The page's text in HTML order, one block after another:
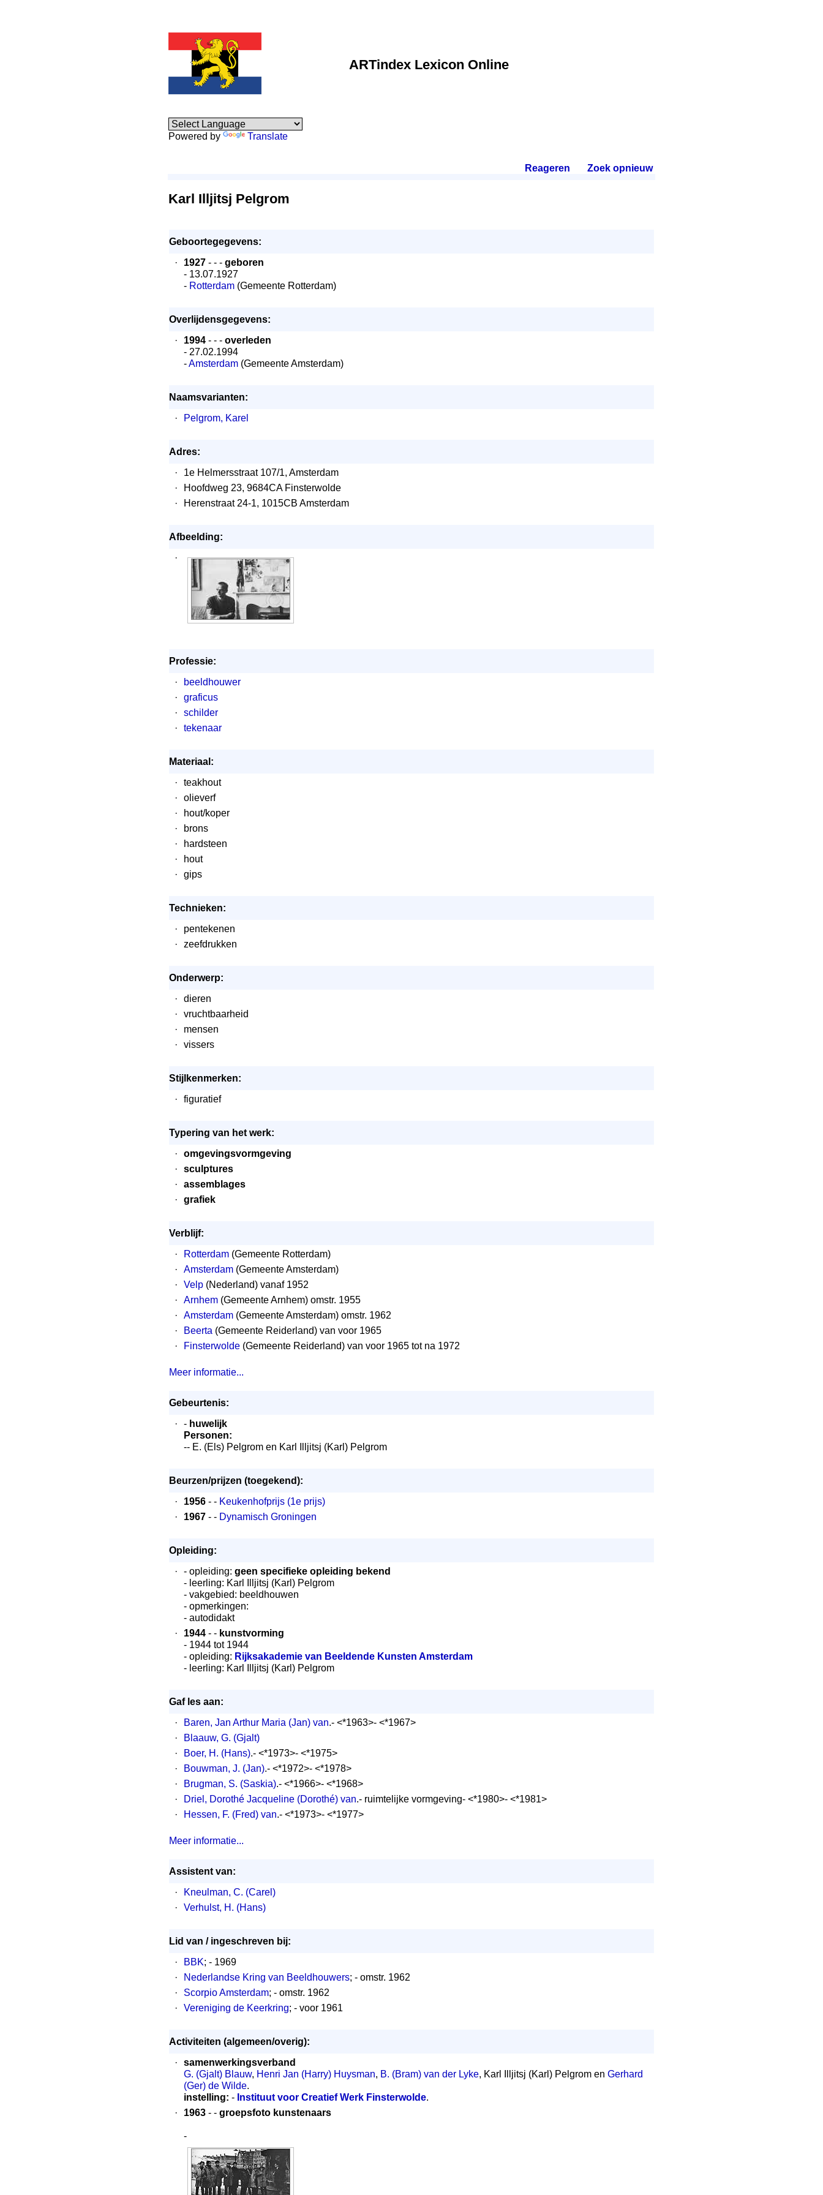
ARTindex Lexicon Online
Powered by Translate
Reageren Zoek opnieuw.
Karl Illjitsj Pelgrom
Geboortegegevens:
·
1927 - - - geboren
- 13.07.1927
- Rotterdam (Gemeente Rotterdam)
Overlijdensgegevens:
·
1994 - - - overleden
- 27.02.1994
-Amsterdam (Gemeente Amsterdam)
Naamsvarianten:
·
Pelgrom, Karel
Adres:
·
1e Helmersstraat 107/1, Amsterdam
·
Hoofdweg 23, 9684CA Finsterwolde
·
Herenstraat 24-1, 1015CB Amsterdam
Afbeelding:
·
Professie:
·
beeldhouwer
·
graficus
·
schilder
·
tekenaar
Materiaal:
·
teakhout
·
olieverf
·
hout/koper
·
brons
·
hardsteen
·
hout
·
gips
Technieken:
·
pentekenen
·
zeefdrukken
Onderwerp:
·
dieren
·
vruchtbaarheid
·
mensen
·
vissers
Stijlkenmerken:
·
figuratief
Typering van het werk:
·
omgevingsvormgeving
·
sculptures
·
assemblages
·
grafiek
Verblijf:
·
Rotterdam (Gemeente Rotterdam)
·
Amsterdam (Gemeente Amsterdam)
·
Velp (Nederland) vanaf 1952
·
Arnhem (Gemeente Arnhem) omstr. 1955
·
Amsterdam (Gemeente Amsterdam) omstr. 1962
·
Beerta (Gemeente Reiderland) van voor 1965
·
Finsterwolde (Gemeente Reiderland) van voor 1965 tot na 1972
Meer informatie...
Gebeurtenis:
·
- huwelijk
Personen:
-- E. (Els) Pelgrom en Karl Illjitsj (Karl) Pelgrom
Beurzen/prijzen (toegekend):
·
1956 - - Keukenhofprijs (1e prijs)
·
1967 - - Dynamisch Groningen
Opleiding:
·
- opleiding: geen specifieke opleiding bekend
- leerling: Karl Illjitsj (Karl) Pelgrom
- vakgebied: beeldhouwen
- opmerkingen:
- autodidakt
·
1944 - - kunstvorming
- 1944 tot 1944
- opleiding: Rijksakademie van Beeldende Kunsten Amsterdam
- leerling: Karl Illjitsj (Karl) Pelgrom
Gaf les aan:
·
Baren, Jan Arthur Maria (Jan) van.- <*1963>- <*1967>
·
Blaauw, G. (Gjalt)
·
Boer, H. (Hans).- <*1973>- <*1975>
·
Bouwman, J. (Jan).- <*1972>- <*1978>
·
Brugman, S. (Saskia).- <*1966>- <*1968>
·
Driel, Dorothé Jacqueline (Dorothé) van.- ruimtelijke vormgeving- <*1980>- <*1981>
·
Hessen, F. (Fred) van.- <*1973>- <*1977>
Meer informatie...
Assistent van:
·
Kneulman, C. (Carel)
·
Verhulst, H. (Hans)
Lid van / ingeschreven bij:
·
BBK; - 1969
·
Nederlandse Kring van Beeldhouwers; - omstr. 1962
·
Scorpio Amsterdam; - omstr. 1962
·
Vereniging de Keerkring; - voor 1961
Activiteiten (algemeen/overig):
·
samenwerkingsverband
G. (Gjalt) Blauw, Henri Jan (Harry) Huysman, B. (Bram) van der Lyke, Karl Illjitsj (Karl) Pelgrom en Gerhard
(Ger) de Wilde.
instelling: - Instituut voor Creatief Werk Finsterwolde.
·
1963 - - groepsfoto kunstenaars
-